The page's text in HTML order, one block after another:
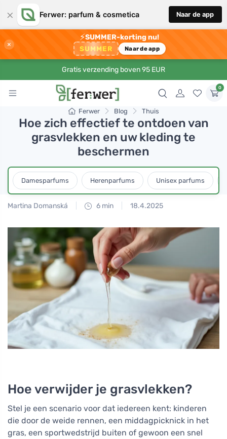
× Ferwer: parfum & cosmetica Naar de app
×
⚡SUMMER-korting nu!
SUMMER Naar de app
Gratis verzending boven 95 EUR
0
Ferwer Blog Thuis
Hoe zich effectief te ontdoen van
grasvlekken en uw kleding te
beschermen
Damesparfums Herenparfums Unisex parfums
Martina Domanská 6 min 18.4.2025
Hoe verwijder je grasvlekken?
Stel je een scenario voor dat iedereen kent: kinderen
die door de weide rennen, een middagpicknick in het
gras, een sportwedstrijd buiten of gewoon een snel